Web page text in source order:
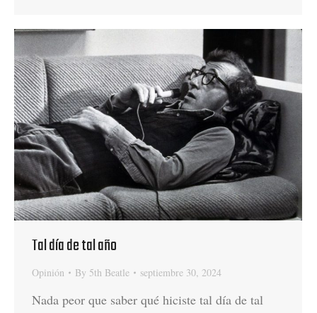
Tal día de tal año
Opinión By 5th Beatle septiembre 30, 2024
Nada peor que saber qué hiciste tal día de tal